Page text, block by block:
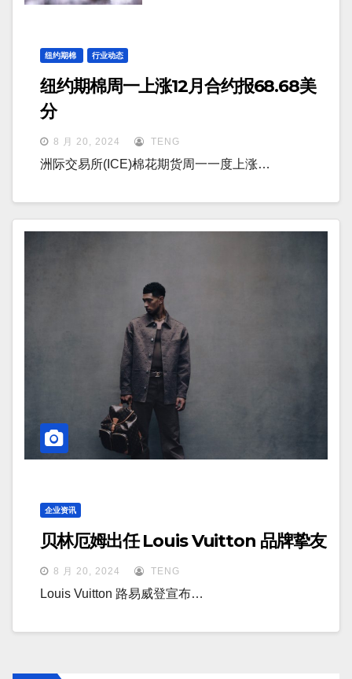
纽约期棉 行业动态
纽约期棉周一上涨12月合约报68.68美
分
8 月 20, 2024 TENG
洲际交易所(ICE)棉花期货周一一度上涨…
企业资讯
贝林厄姆出任 Louis Vuitton 品牌挚友
8 月 20, 2024 TENG
Louis Vuitton 路易威登宣布…